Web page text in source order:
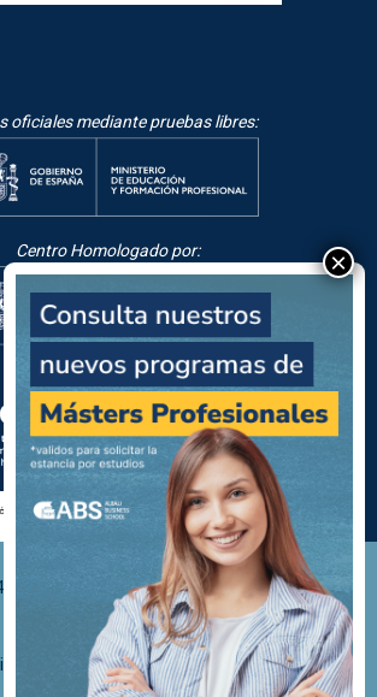
oficiales mediante pruebas libres:
Centro Homologado por:
Albali Centros de Formación | Todos los
derechos reservados
Políticas de uso y cookies